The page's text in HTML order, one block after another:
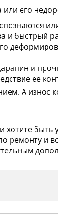
его
и быстрый
и
ее
А
ремонту и